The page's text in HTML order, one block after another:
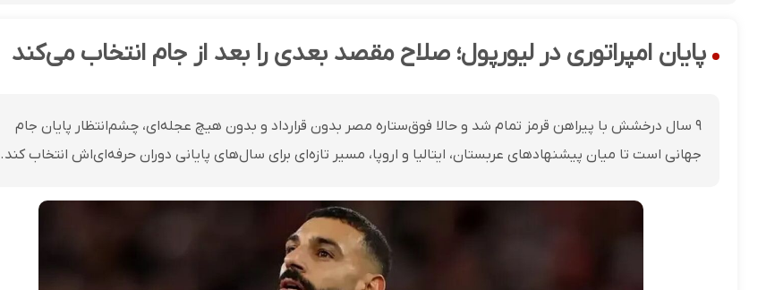
پایان امپراتوری در لیورپول؛ صلاح مقصد بعدی را بعد از جام انتخاب می‌کند
۹ سال درخشش با پیراهن قرمز تمام شد و حالا فوق‌ستاره مصر بدون قرارداد و بدون هیچ عجله‌ای، چشم‌انتظار پایان جام
جهانی است تا میان پیشنهادهای عربستان، ایتالیا و اروپا، مسیر تازه‌ای برای سال‌های پایانی دوران حرفه‌ای‌اش انتخاب کند.